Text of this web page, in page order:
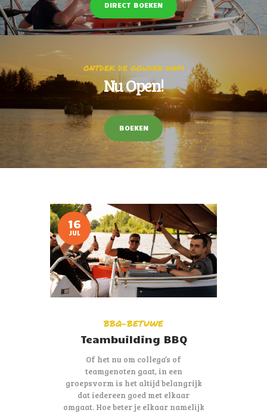
DIRECT BOEKEN
ONTDEK DE GOUDEN HAM
Nu Open!
BOEKEN
16
JUL
BBQ-BETUWE
Teambuilding BBQ
Of het nu om collega’s of
teamgenoten gaat, in een
groepsvorm is het altijd belangrijk
dat iedereen goed met elkaar
omgaat. Hoe beter je elkaar namelijk